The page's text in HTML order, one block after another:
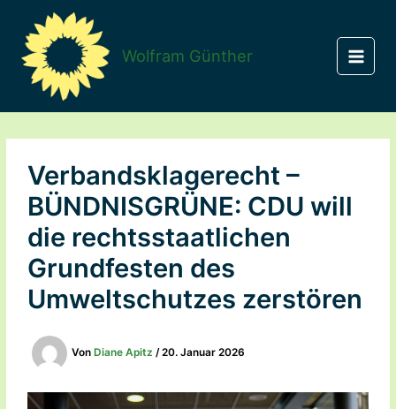
springen
Wolfram Günther
Verbandsklagerecht –
BÜNDNISGRÜNE: CDU will
die rechtsstaatlichen
Grundfesten des
Umweltschutzes zerstören
Von Diane Apitz/20. Januar 2026